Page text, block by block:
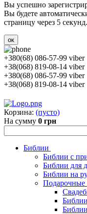
Вы успешно
Вы будете
страницу через 5 секунд.
ок
+380(68) 086-57-99 viber
+38(068) 819-08-14 viber
+380(68) 086-57-99 viber
+38(068) 819-08-14 viber
Корзина: (пусто)
На сумму 0 грн
Библии
Библии с
Библии для
Библии на
Подарочные